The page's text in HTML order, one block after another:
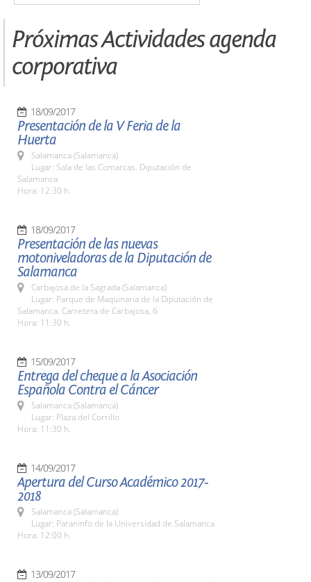
Próximas Actividades agenda
corporativa
18/09/2017
Presentación de la V Feria de la
Huerta
Salamanca (Salamanca)
Lugar: Sala de las Comarcas. Diputación de
Salamanca
Hora: 12:30 h.
18/09/2017
Presentación de las nuevas
motoniveladoras de la Diputación de
Salamanca
Carbajosa de la Sagrada (Salamanca)
Lugar: Parque de Maquinaria de la Diputación de
Salamanca. Carretera de Carbajosa, 6
Hora: 11:30 h.
15/09/2017
Entrega del cheque a la Asociación
Española Contra el Cáncer
Salamanca (Salamanca)
Lugar: Plaza del Corrillo
Hora: 11:30 h.
14/09/2017
Apertura del Curso Académico 2017-
2018
Salamanca (Salamanca)
Lugar: Paraninfo de la Universidad de Salamanca
Hora: 12:00 h.
13/09/2017